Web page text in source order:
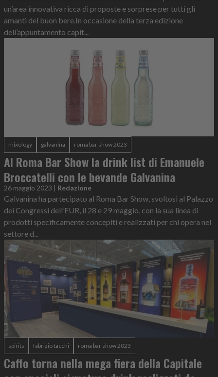
un’area innovativa ricca di proposte e sorprese per tutti gli
amanti del buon bere.In occasione della terza edizione
dell’appuntamento capit...
mixology galvanina roma bar show 2023
Al Roma Bar Show la drink list di Emanuele
Broccatelli con le bevande Galvanina
26 maggio 2023 | Redazione
Galvanina ha partecipato al Roma Bar Show, svoltosi al Palazzo
dei Congressi dell’EUR, il 28 e 29 maggio, con la sua linea di
prodotti specificamente concepiti e realizzati per chi opera nel
settore d...
spirits fabrizio tacchi roma bar show 2023
Caffo torna nella mega fiera della Capitale